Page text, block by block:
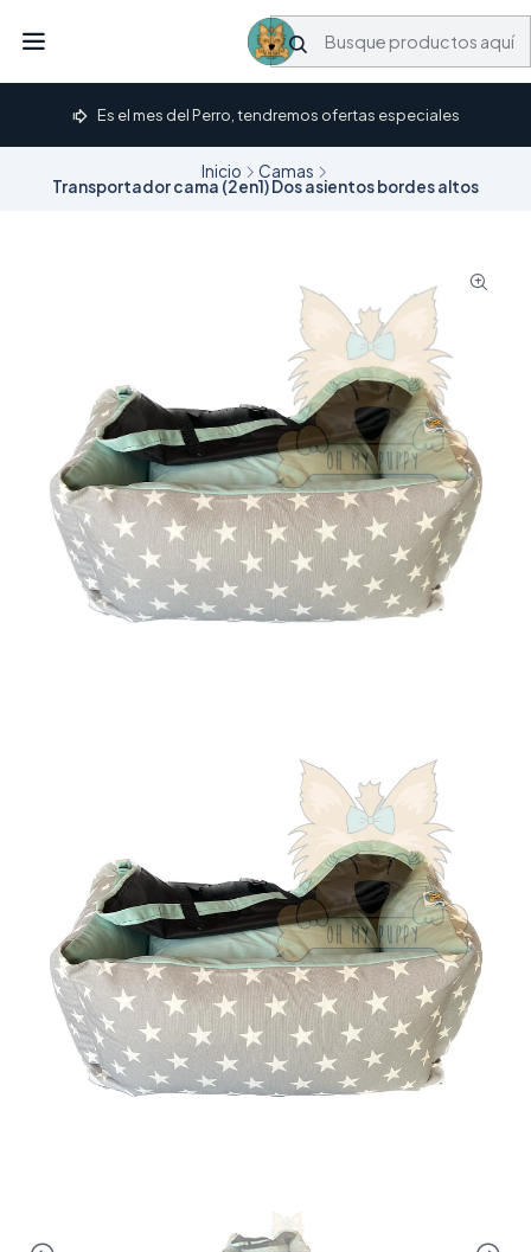
Es el mes del Perro, tendremos ofertas especiales
Inicio Camas
Transportador cama (2en1) Dos asientos bordes altos